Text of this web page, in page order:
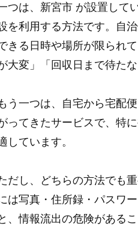
つは、新宮市 が設置して
を利用する方法です。自
きる日時や場所が限られ
大変」「回収日まで待た
う一つは、自宅から宅配
ってきたサービスで、特
しています。
だし、どちらの方法でも
は写真・住所録・パスワ
、情報流出の危険がある